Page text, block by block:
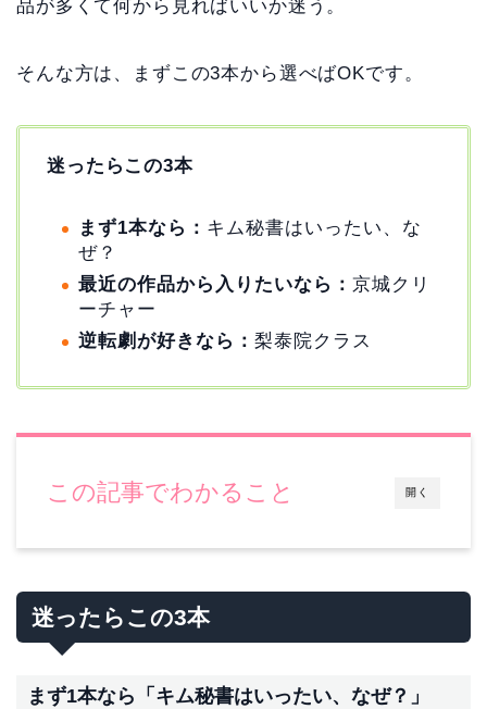
品が多くて何から見ればいいか迷う。
そんな方は、まずこの3本から選べばOKです。
迷ったらこの3本
まず1本なら： キム秘書はいったい、な
ぜ？
最近の作品から入りたいなら： 京城クリ
ーチャー
逆転劇が好きなら： 梨泰院クラス
開く
この記事でわかること
迷ったらこの3本
まず1本なら「キム秘書はいったい、なぜ？」